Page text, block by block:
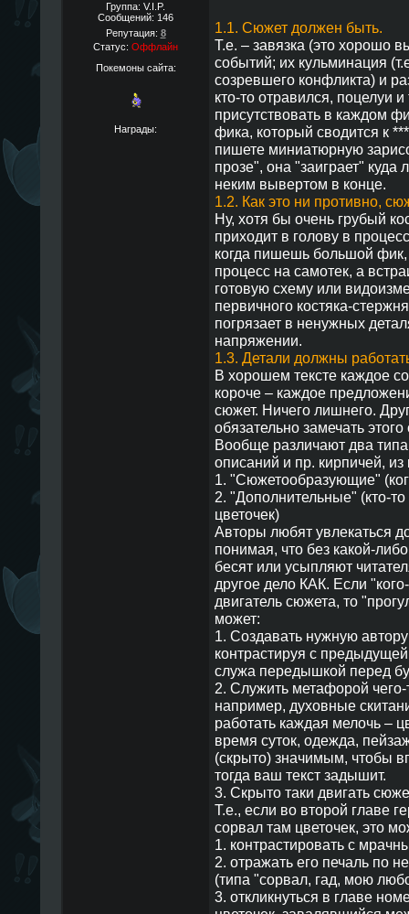
Группа: V.I.P.
Сообщений: 146
Репутация: 8
Статус: Оффлайн
Покемоны сайта:
Награды:
1.1. Сюжет должен быть.
Т.е. – завязка (это хорошо
событий; их кульминация
созревшего конфликта) и
кто-то отравился, поцелуи
присутствовать в каждом
фика, который сводится к
пишете миниатюрную
прозе", она "заиграет"
неким вывертом в конце.
1.2. Как это ни противно,
Ну, хотя бы очень грубый
приходит в голову в
когда пишешь большой фик,
процесс на самотек, а
готовую схему или
первичного костяка-
погрязает в ненужных
напряжении.
1.3. Детали должны
В хорошем тексте каждое
короче – каждое
сюжет. Ничего лишнего.
обязательно замечать этого
Вообще различают два
описаний и пр. кирпичей, из
1. "Сюжетообразующие"
2. "Дополнительные" (кто-
цветочек)
Авторы любят увлекаться
понимая, что без какой-
бесят или усыпляют
другое дело КАК. Если
двигатель сюжета, то
может:
1. Создавать нужную
контрастируя с
служа передышкой перед
2. Служить метафорой чего-
например, духовные
работать каждая мелочь –
время суток, одежда,
(скрыто) значимым, чтобы
тогда ваш текст задышит.
3. Скрыто таки двигать
Т.е., если во второй главе
сорвал там цветочек, это
1. контрастировать с
2. отражать его печаль по
(типа "сорвал, гад, мою
3. откликнуться в главе